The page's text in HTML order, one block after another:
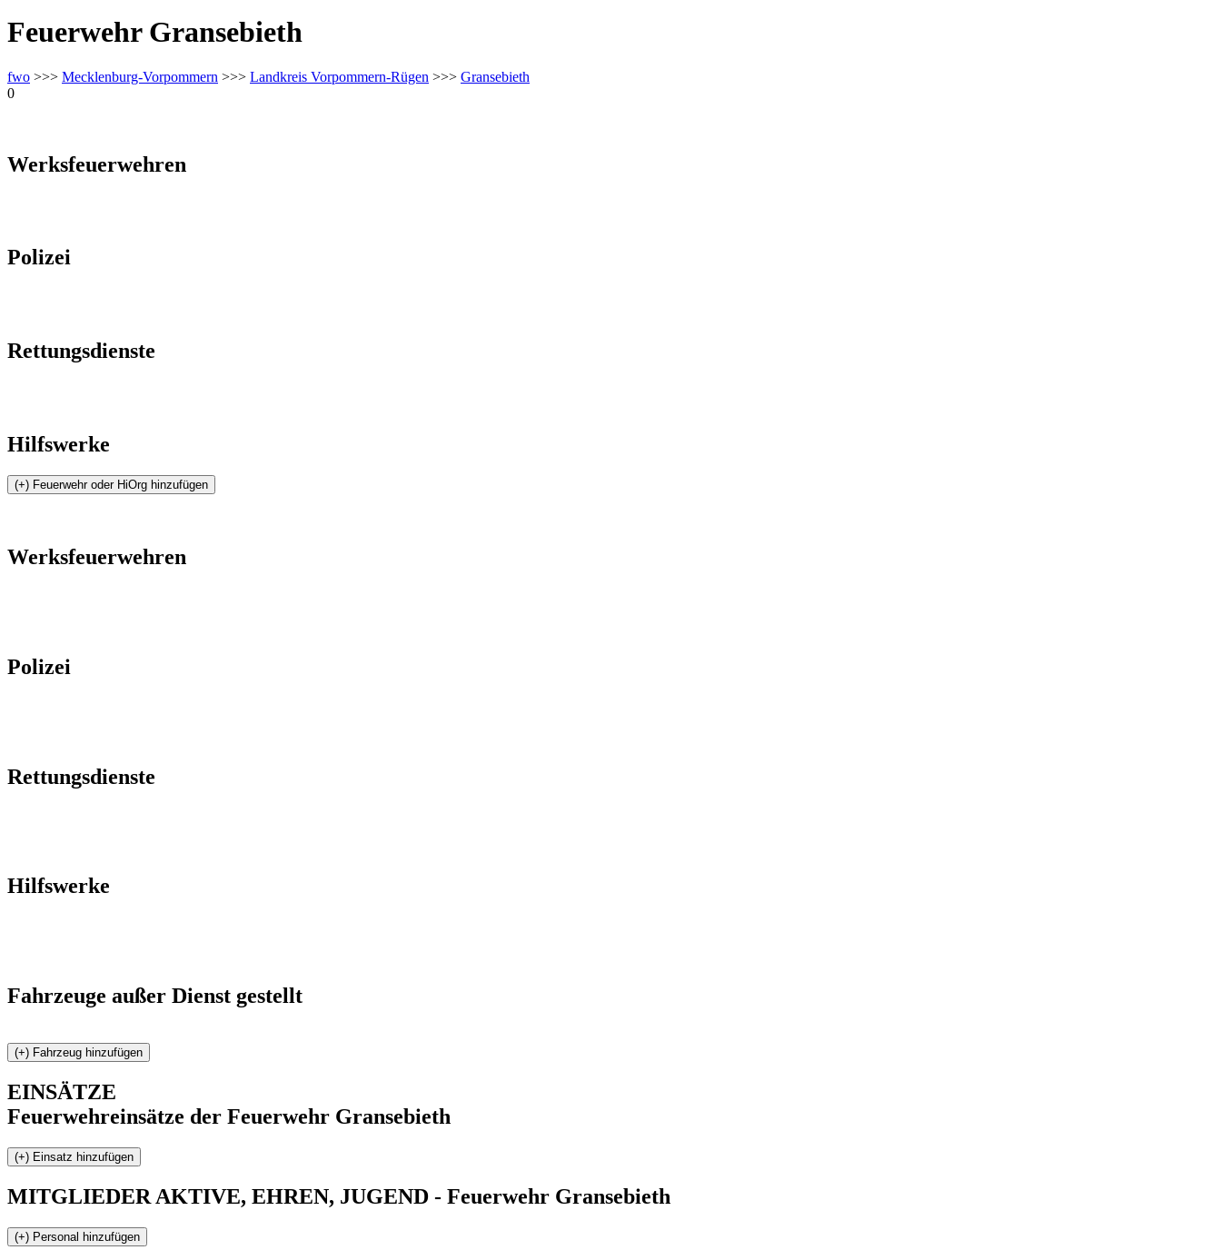
Feuerwehr Gransebieth
fwo >>> Mecklenburg-Vorpommern >>> Landkreis Vorpommern-Rügen >>> Gransebieth
0
Werksfeuerwehren
Polizei
Rettungsdienste
Hilfswerke
Werksfeuerwehren
Polizei
Rettungsdienste
Hilfswerke
Fahrzeuge außer Dienst gestellt
EINSÄTZE
Feuerwehreinsätze der Feuerwehr Gransebieth
MITGLIEDER AKTIVE, EHREN, JUGEND - Feuerwehr Gransebieth